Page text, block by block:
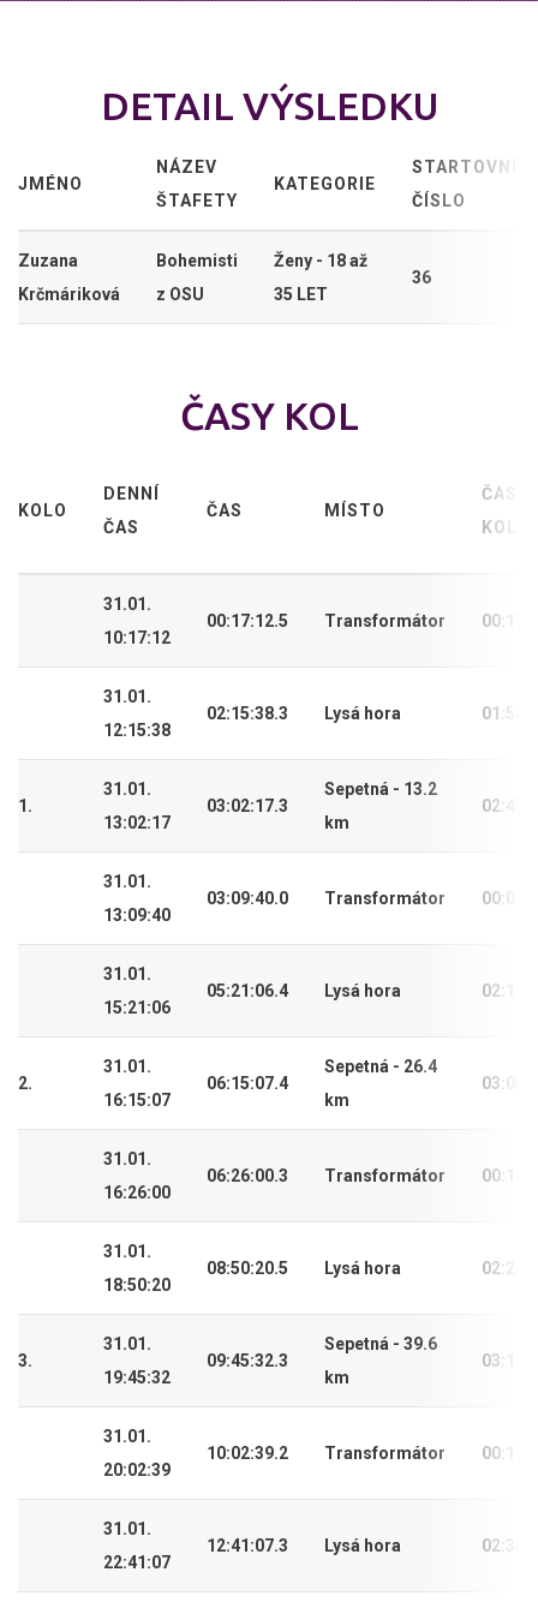
DETAIL VÝSLEDKU
JMÉNO
NÁZEV
ŠTAFETY
KATEGORIE
STARTOVNÍ
ČÍSLO
Zuzana
Krčmáriková
Bohemisti
z OSU
Ženy - 18 až
35 LET
36
ČASY KOL
KOLO
DENNÍ
ČAS
ČAS MÍSTO
ČAS
KOLA
31.01.
10:17:12
00:17:12.5 Transformátor
31.01.
12:15:38
02:15:38.3 Lysá hora
1.
31.01.
13:02:17
03:02:17.3
Sepetná - 13.2
km
31.01.
13:09:40
03:09:40.0 Transformátor
31.01.
15:21:06
05:21:06.4 Lysá hora
2.
31.01.
16:15:07
06:15:07.4
Sepetná - 26.4
km
31.01.
16:26:00
06:26:00.3 Transformátor
31.01.
18:50:20
08:50:20.5 Lysá hora
3.
31.01.
19:45:32
09:45:32.3
Sepetná - 39.6
km
31.01.
20:02:39
10:02:39.2 Transformátor
31.01.
22:41:07
12:41:07.3 Lysá hora